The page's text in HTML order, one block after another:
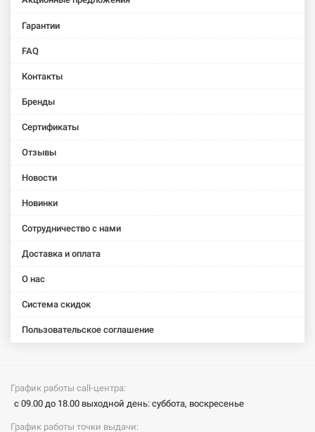
Гарантии
FAQ
Контакты
Бренды
Сертификаты
Отзывы
Новости
Новинки
Сотрудничество с нами
Доставка и оплата
О нас
Система скидок
Пользовательское соглашение
График работы call-центра:
с 09.00 до 18.00 выходной день: суббота, воскресенье
График работы точки выдачи: